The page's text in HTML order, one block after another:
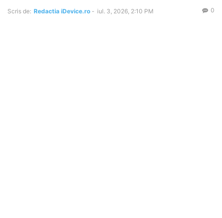
Scris de: Redactia iDevice.ro - iul. 3, 2026, 2:10 PM 0